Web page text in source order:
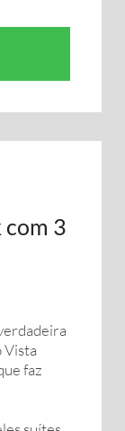
com 3
Vista
faz